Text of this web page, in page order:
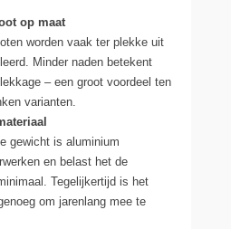
op maat
worden vaak ter plekke uit
Minder naden betekent
– een groot voordeel ten
varianten.
gewicht is aluminium
en belast het de
Tegelijkertijd is het
om jarenlang mee te